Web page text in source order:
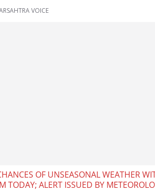
VOICE
OF UNSEASONAL WEATHER
TODAY; ALERT ISSUED BY